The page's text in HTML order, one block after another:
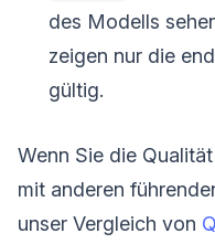
des Modells
zeigen nur die
gültig.
Wenn Sie die
mit anderen
unser Vergleich von